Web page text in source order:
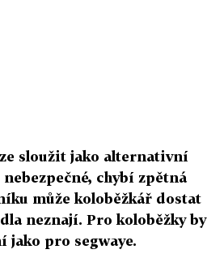
sloužit jako alternativní
chybí zpětná
může koloběžkář dostat
neznají. Pro koloběžky by
jako pro segwaye.